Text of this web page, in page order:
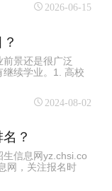
2026-06-15
景还是很广泛
续学业。1. 高校
2024-08-02
？
信息网yz.chsi.co
网，关注报名时